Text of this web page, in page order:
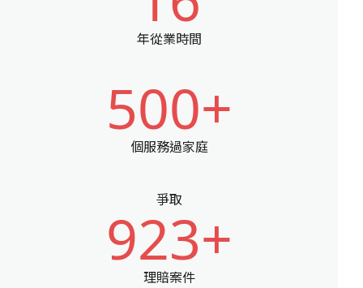
年從業時間
500+
個服務過家庭
爭取
923+
理賠案件